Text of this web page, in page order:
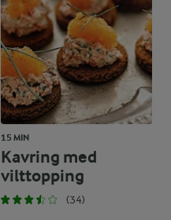
15 MIN
Kavring med
vilttopping
(34)